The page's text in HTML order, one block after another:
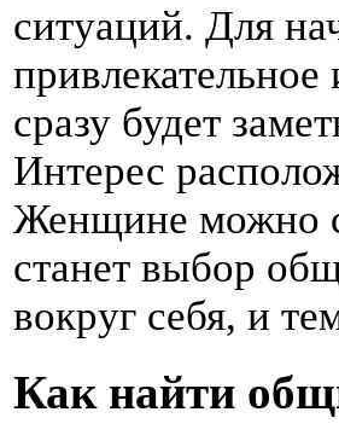
ситуаций. Для
привлекательное
сразу будет
Интерес
Женщине можно
станет выбор
вокруг себя, и
Как найти